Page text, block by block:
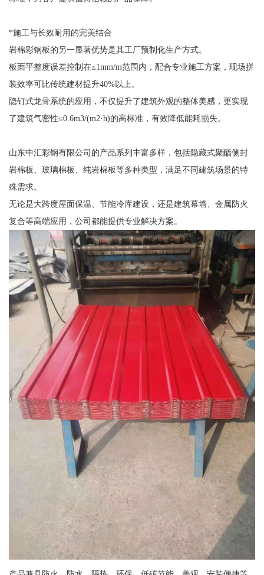
*施工与长效耐用的完美结合
岩棉彩钢板的另一显著优势是其工厂预制化生产方式。
板面平整度误差控制在≤1mm/m范围内，配合专业施工方案，现场拼
装效率可比传统建材提升40%以上。
隐钉式龙骨系统的应用，不仅提升了建筑外观的整体美感，更实现
了建筑气密性≤0.6m3/(m2·h)的高标准，有效降低能耗损失。
山东中汇彩钢有限公司的产品系列丰富多样，包括隐藏式聚酯侧封
岩棉板、玻璃棉板、纯岩棉板等多种类型，满足不同建筑场景的特
殊需求。
无论是大跨度屋面保温、节能冷库建设，还是建筑幕墙、金属防火
复合等高端应用，公司都能提供专业解决方案。